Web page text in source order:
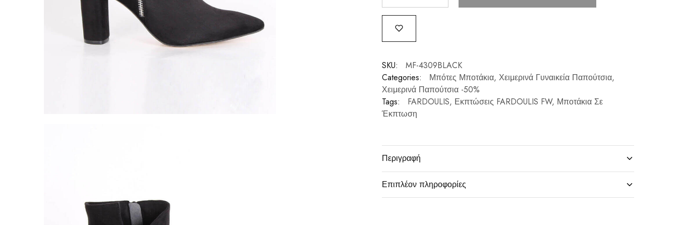
SKU:
MF-4309BLACK
Categories:
Μπότες Μποτάκια, Χειμερινά Γυναικεία Παπούτσια,
Χειμερινά Παπούτσια -50%
Tags:
FARDOULIS, Εκπτώσεις FARDOULIS FW, Μποτάκια Σε
Έκπτωση
Περιγραφή
Επιπλέον πληροφορίες